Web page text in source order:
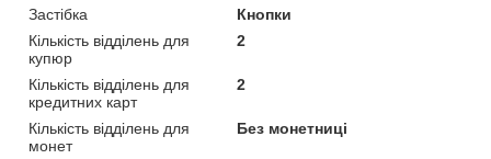
Застібка
Кнопки
Кількість відділень для
купюр
2
Кількість відділень для
кредитних карт
2
Кількість відділень для
монет
Без монетниці